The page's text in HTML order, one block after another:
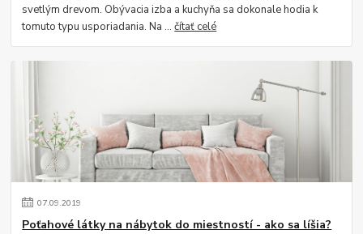
svetlým drevom. Obývacia izba a kuchyňa sa dokonale hodia k
tomuto typu usporiadania. Na ...čítať celé
07.09.2019
Poťahové látky na nábytok do miestností - ako sa líšia?